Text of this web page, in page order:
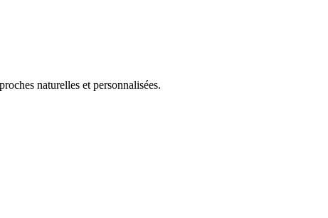
naturelles et personnalisées.